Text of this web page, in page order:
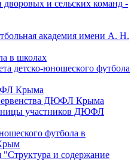
дворовых и сельских команд -
академия имени А. Н.
в школах
детско-юношеского футбола
Крыма
ДЮФЛ Крыма
участников ДЮФЛ
футбола в
и содержание